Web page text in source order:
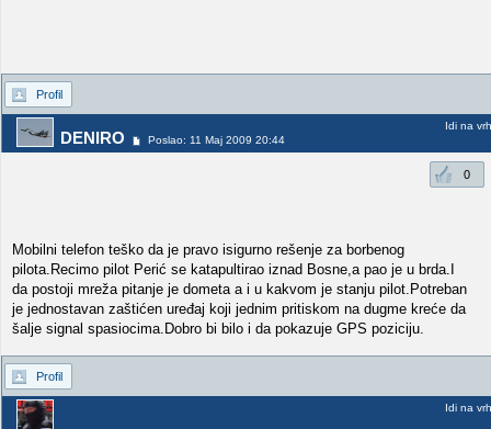
Profil
DENIRO Poslao: 11 Maj 2009 20:44
Idi na vrh
0
Mobilni telefon teško da je pravo isigurno rešenje za borbenog
pilota.Recimo pilot Perić se katapultirao iznad Bosne,a pao je u brda.I
da postoji mreža pitanje je dometa a i u kakvom je stanju pilot.Potreban
je jednostavan zaštićen uređaj koji jednim pritiskom na dugme kreće da
šalje signal spasiocima.Dobro bi bilo i da pokazuje GPS poziciju.
Profil
Idi na vrh